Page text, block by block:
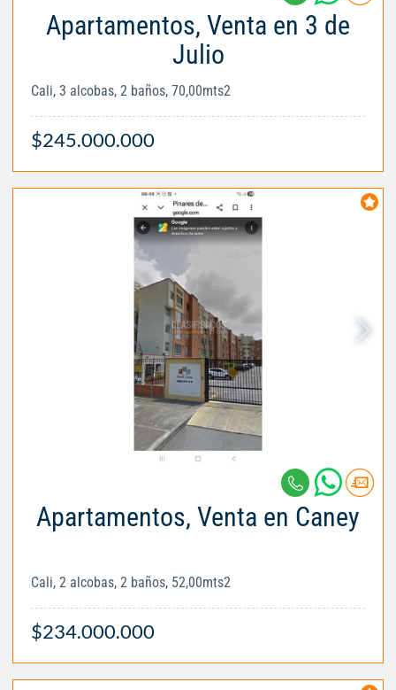
Apartamentos, Venta en 3 de
Julio
Cali, 3 alcobas, 2 baños, 70,00mts2
$245.000.000
Apartamentos, Venta en Caney
Cali, 2 alcobas, 2 baños, 52,00mts2
$234.000.000